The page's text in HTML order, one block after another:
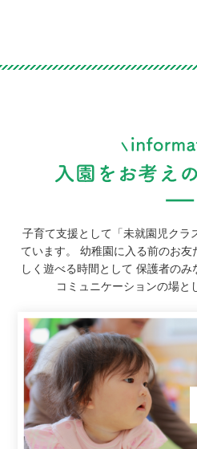
子育て支援として「未就園児クラ
ています。
幼稚園に入る前のお友
しく遊べる時間として 保護者のみ
コミュニケーションの場と